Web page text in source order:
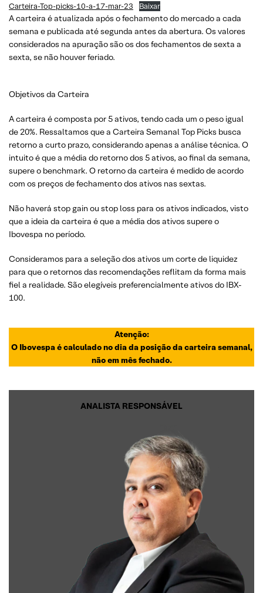
Carteira-Top-picks-10-a-17-mar-23 Baixar
A carteira é atualizada após o fechamento do mercado a cada
semana e publicada até segunda antes da abertura. Os valores
considerados na apuração são os dos fechamentos de sexta a
sexta, se não houver feriado.
Objetivos da Carteira
A carteira é composta por 5 ativos, tendo cada um o peso igual
de 20%. Ressaltamos que a Carteira Semanal Top Picks busca
retorno a curto prazo, considerando apenas a análise técnica. O
intuito é que a média do retorno dos 5 ativos, ao final da semana,
supere o benchmark. O retorno da carteira é medido de acordo
com os preços de fechamento dos ativos nas sextas.
Não haverá stop gain ou stop loss para os ativos indicados, visto
que a ideia da carteira é que a média dos ativos supere o
Ibovespa no período.
Consideramos para a seleção dos ativos um corte de liquidez
para que o retornos das recomendações reflitam da forma mais
fiel a realidade. São elegíveis preferencialmente ativos do IBX-
100.
Atenção:
O Ibovespa é calculado no dia da posição da carteira semanal,
não em mês fechado.
ANALISTA RESPONSÁVEL